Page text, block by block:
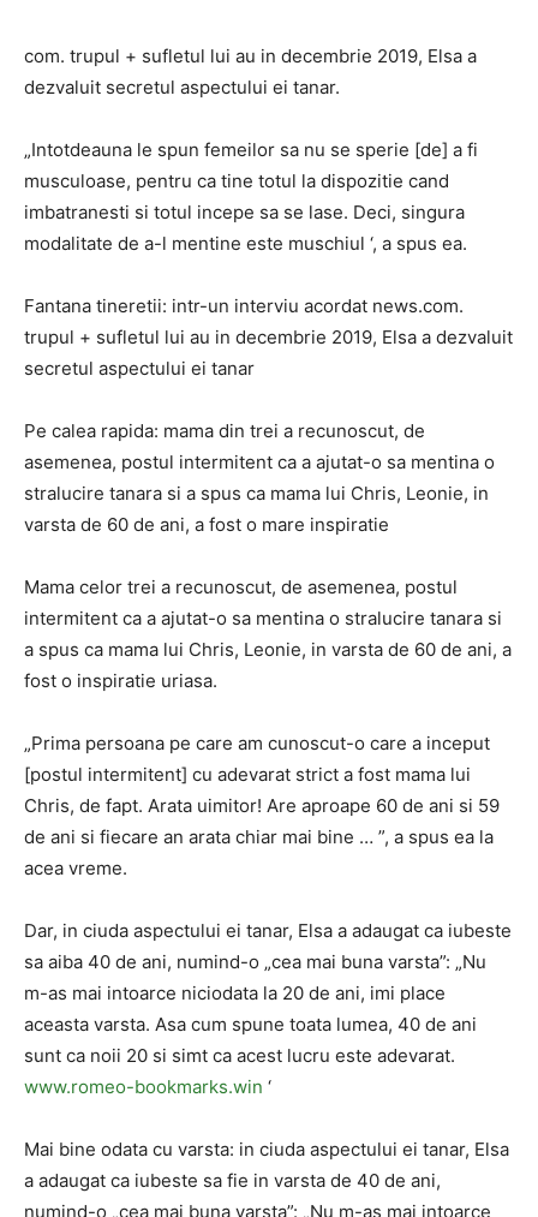
com. trupul + sufletul lui au in decembrie 2019, Elsa a
dezvaluit secretul aspectului ei tanar.
„Intotdeauna le spun femeilor sa nu se sperie [de] a fi
musculoase, pentru ca tine totul la dispozitie cand
imbatranesti si totul incepe sa se lase. Deci, singura
modalitate de a-l mentine este muschiul ‘, a spus ea.
Fantana tineretii: intr-un interviu acordat news.com.
trupul + sufletul lui au in decembrie 2019, Elsa a dezvaluit
secretul aspectului ei tanar
Pe calea rapida: mama din trei a recunoscut, de
asemenea, postul intermitent ca a ajutat-o ​​sa mentina o
stralucire tanara si a spus ca mama lui Chris, Leonie, in
varsta de 60 de ani, a fost o mare inspiratie
Mama celor trei a recunoscut, de asemenea, postul
intermitent ca a ajutat-o ​​sa mentina o stralucire tanara si
a spus ca mama lui Chris, Leonie, in varsta de 60 de ani, a
fost o inspiratie uriasa.
„Prima persoana pe care am cunoscut-o care a inceput
[postul intermitent] cu adevarat strict a fost mama lui
Chris, de fapt. Arata uimitor! Are aproape 60 de ani si 59
de ani si fiecare an arata chiar mai bine … ”, a spus ea la
acea vreme.
Dar, in ciuda aspectului ei tanar, Elsa a adaugat ca iubeste
sa aiba 40 de ani, numind-o „cea mai buna varsta”: „Nu
m-as mai intoarce niciodata la 20 de ani, imi place
aceasta varsta. Asa cum spune toata lumea, 40 de ani
sunt ca noii 20 si simt ca acest lucru este adevarat.
www.romeo-bookmarks.win ‘
Mai bine odata cu varsta: in ciuda aspectului ei tanar, Elsa
a adaugat ca iubeste sa fie in varsta de 40 de ani,
numind-o „cea mai buna varsta”: „Nu m-as mai intoarce